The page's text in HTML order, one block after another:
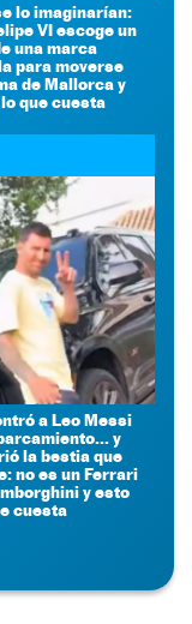
lo imaginarían:
VI escoge un
una marca
para moverse
de Mallorca y
que cuesta
a Leo Messi
y
la bestia que
no es un Ferrari
y esto
cuesta